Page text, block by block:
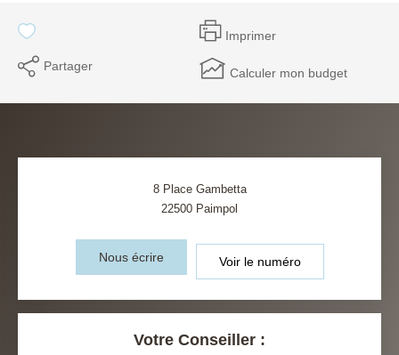
Imprimer
Partager Calculer mon budget
8 Place Gambetta
22500 Paimpol
Nous écrire Voir le numéro
Votre Conseiller :